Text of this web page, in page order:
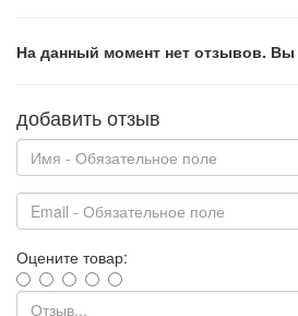
На данный момент нет отзывов.
добавить отзыв
Оцените товар: